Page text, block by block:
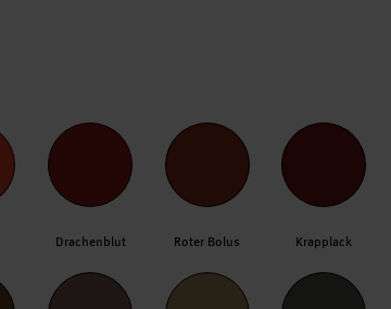
Drachenblut Roter Bolus Krapplack